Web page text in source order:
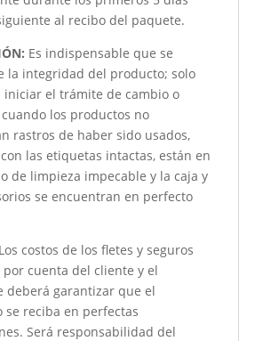
al recibo del paquete.
: Es indispensable que se
la integridad del producto; solo
iniciar el trámite de cambio o
los productos no
rastros de haber sido usados,
las etiquetas intactas, están en
de limpieza impecable y la caja y
se encuentran en perfecto
Los costos de los fletes y seguros
cuenta del cliente y el
deberá garantizar que el
se reciba en perfectas
Será responsabilidad del